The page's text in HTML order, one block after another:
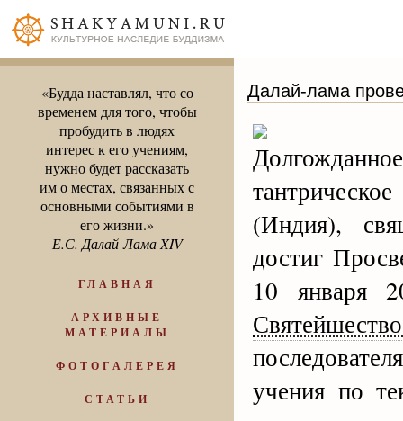
«Будда наставлял, что со
временем для того, чтобы
пробудить в людях
интерес к его учениям,
нужно будет рассказать
им о местах, связанных с
основными событиями в
его жизни.»
Е.С. Далай-Лама XIV
ГЛАВНАЯ
АРХИВНЫЕ
МАТЕРИАЛЫ
ФОТОГАЛЕРЕЯ
СТАТЬИ
Далай-лама
(Индия),
достиг
10 января
учения по